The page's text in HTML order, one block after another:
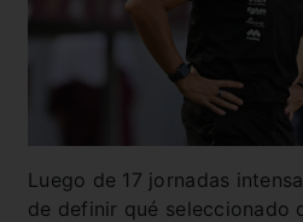
Luego de 17 jornadas
de definir qué seleccionado